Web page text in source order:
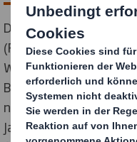
DS Smith, das
(FTSE 100), kündigte
Wert von 100 Millionen
Bereich der
neuen Investitionen
Jahren umfassen die